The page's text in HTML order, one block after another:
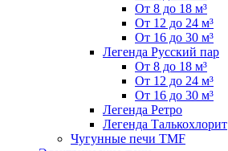
От 8 до 18 м³
От 12 до 24 м³
От 16 до 30 м³
Легенда Русский пар
От 8 до 18 м³
От 12 до 24 м³
От 16 до 30 м³
Легенда Ретро
Легенда Талькохлорит
Чугунные печи TMF